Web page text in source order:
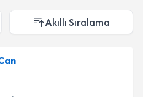
Akıllı Sıralama